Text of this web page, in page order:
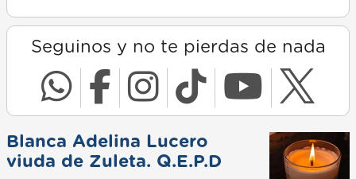
Seguinos y no te pierdas de nada
Blanca Adelina Lucero
viuda de Zuleta. Q.E.P.D